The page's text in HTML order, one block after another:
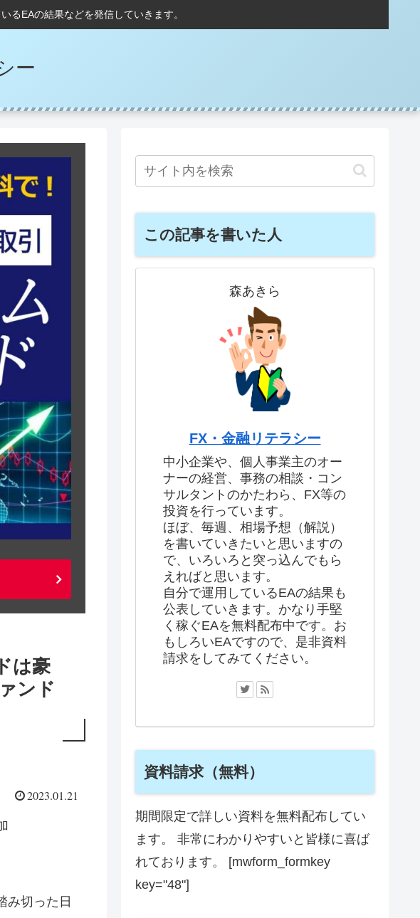
るEAの結果などを発信していきます。
ー
は豪
ンド
2023.01.21
み切った日
この記事を書いた人
森あきら
FX・金融リテラシー
中小企業や、個人事業主のオー
ナーの経営、事務の相談・コン
サルタントのかたわら、FX等の
投資を行っています。
ほぼ、毎週、相場予想（解説）
を書いていきたいと思いますの
で、いろいろと突っ込んでもら
えればと思います。
自分で運用しているEAの結果も
公表していきます。かなり手堅
く稼ぐEAを無料配布中です。お
もしろいEAですので、是非資料
請求をしてみてください。
資料請求（無料）
期間限定で詳しい資料を無料配布してい
ます。 非常にわかりやすいと皆様に喜ば
れております。 [mwform_formkey
key="48"]